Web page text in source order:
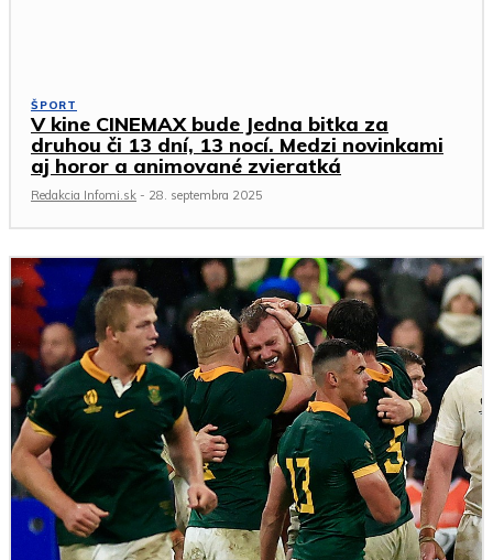
ŠPORT
V kine CINEMAX bude Jedna bitka za
druhou či 13 dní, 13 nocí. Medzi novinkami
aj horor a animované zvieratká
Redakcia Infomi.sk - 28. septembra 2025